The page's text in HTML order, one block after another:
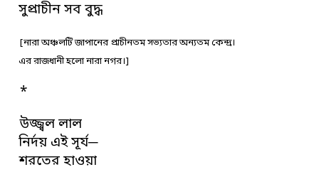
সুপ্রাচীন সব বুদ্ধ
[নারা অঞ্চলটি জাপানের প্রাচীনতম সভ্যতার অন্যতম কেন্দ্র।
এর রাজধানী হলো নারা নগর।]
*
উজ্জ্বল লাল
নির্দয় এই সূর্য─
শরতের হাওয়া